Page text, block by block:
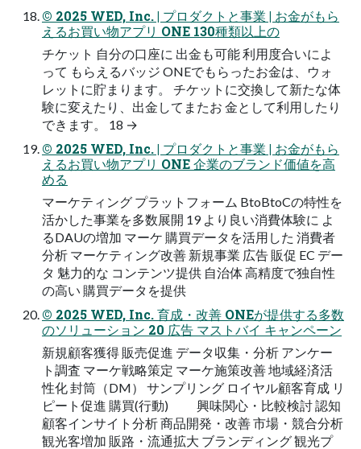
© 2025 WED, Inc. | プロダクトと事業 | お金がもら
えるお買い物アプリ ONE 130種類以上の
チケット 自分の口座に 出金も可能 利用度合いによ
って もらえるバッジ ONEでもらったお金は、ウォ
レットに貯まります。 チケットに交換して新たな体
験に変えたり、出金してまたお 金として利用したり
できます。 18 →
© 2025 WED, Inc. | プロダクトと事業 | お金がもら
えるお買い物アプリ ONE 企業のブランド価値を高
める
マーケティング プラットフォーム BtoBtoCの特性を
活かした事業を多数展開 19 より良い消費体験に よ
るDAUの増加 マーケ 購買データを活用した 消費者
分析 マーケティング改善 新規事業 広告 販促 EC デー
タ 魅力的な コンテンツ提供 自治体 高精度で独自性
の高い 購買データを提供
© 2025 WED, Inc. 育成・改善 ONEが提供する多数
のソリューション 20 広告 マストバイ キャンペーン
新規顧客獲得 販売促進 データ収集・分析 アンケー
ト調査 マーケ戦略策定 マーケ施策改善 地域経済活
性化 封筒（DM） サンプリング ロイヤル顧客育成 リ
ピート促進 購買(行動) 興味関心・比較検討 認知
顧客インサイト分析 商品開発・改善 市場・競合分析
観光客増加 販路・流通拡大 ブランディング 観光プ